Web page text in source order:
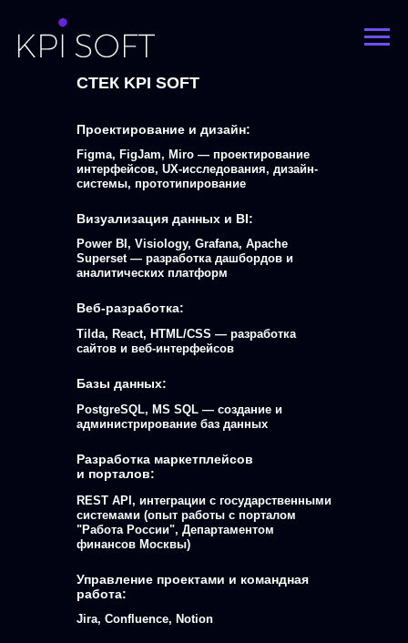
СТЕК KPI SOFT
Figma, FigJam, Miro — проектирование
интерфейсов, UX-исследования, дизайн-
системы, прототипирование
Проектирование и дизайн:
Power BI, Visiology, Grafana, Apache
Superset — разработка дашбордов и
аналитических платформ
Визуализация данных и BI:
Tilda, React, HTML/CSS — разработка
сайтов и веб-интерфейсов
Веб-разработка:
PostgreSQL, MS SQL — создание и
администрирование баз данных
Базы данных:
REST API, интеграции с государственными
системами (опыт работы с порталом
"Работа России", Департаментом
финансов Москвы)
Разработка маркетплейсов
и порталов:
Jira, Confluence, Notion
Управление проектами и командная
работа: